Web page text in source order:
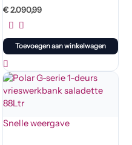
€2.090,99
Toevoegen aan winkelwagen
Snelle weergave